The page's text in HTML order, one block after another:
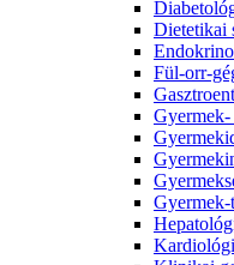
Dietetikai
Fül-orr-
Gyermek-